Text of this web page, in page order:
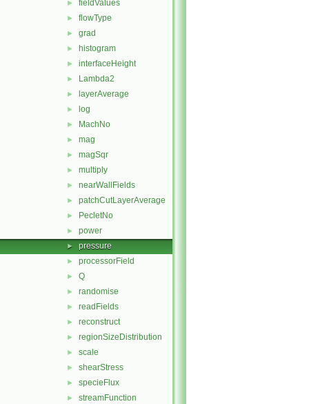
► fieldValues
► flowType
► grad
► histogram
► interfaceHeight
► Lambda2
► layerAverage
► log
► MachNo
► mag
► magSqr
► multiply
► nearWallFields
► patchCutLayerAverage
► PecletNo
► power
► pressure
► processorField
► Q
► randomise
► readFields
► reconstruct
► regionSizeDistribution
► scale
► shearStress
► specieFlux
► streamFunction